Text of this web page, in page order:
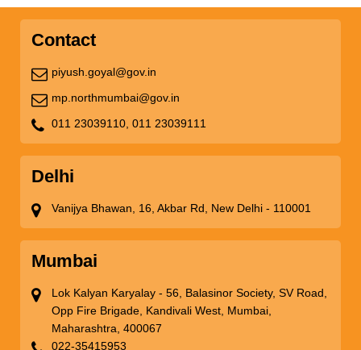
Contact
piyush.goyal@gov.in
mp.northmumbai@gov.in
011 23039110, 011 23039111
Delhi
Vanijya Bhawan, 16, Akbar Rd, New Delhi - 110001
Mumbai
Lok Kalyan Karyalay - 56, Balasinor Society, SV Road,
Opp Fire Brigade, Kandivali West, Mumbai,
Maharashtra, 400067
022-35415953